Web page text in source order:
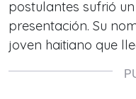
postulantes sufrió
presentación. Su
joven haitiano que